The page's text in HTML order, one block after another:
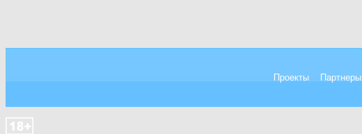
Проекты Партнеры